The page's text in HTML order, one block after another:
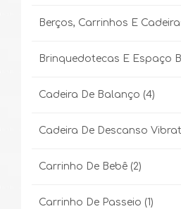
Berços, Carrinhos E
Brinquedotecas E Espaço
Cadeira De Balanço (4)
Cadeira De Descanso
Carrinho De Bebê (2)
Carrinho De Passeio (1)